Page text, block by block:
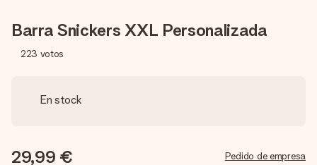
Barra Snickers XXL Personalizada
223 votos
En stock
29,99 € Pedido de empresa